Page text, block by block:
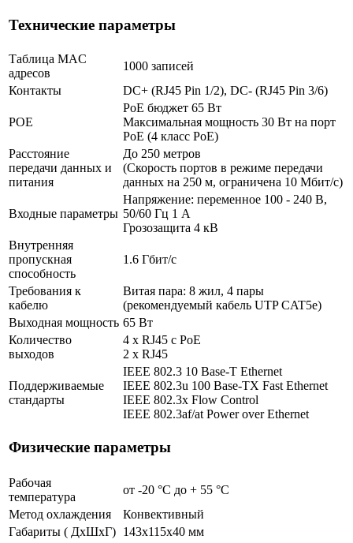
Технические параметры
Таблица MAC
адресов
1000 записей
Контакты
DC+ (RJ45 Pin 1/2), DC- (RJ45 Pin 3/6)
POE
PoE бюджет 65 Вт
Максимальная мощность 30 Вт на порт
PoE (4 класс PoE)
Расстояние
передачи данных и
питания
До 250 метров
(Скорость портов в режиме передачи
данных на 250 м, ограничена 10 Мбит/c)
Входные параметры
Напряжение: переменное 100 - 240 В,
50/60 Гц 1 A
Грозозащита 4 кВ
Внутренняя
пропускная
способность
1.6 Гбит/с
Требования к
кабелю
Витая пара: 8 жил, 4 пары
(рекомендуемый кабель UTP CAT5e)
Выходная мощность 65 Вт
Количество
выходов
4 х RJ45 с PoE
2 x RJ45
Поддерживаемые
стандарты
IEEE 802.3 10 Base-T Ethernet
IEEE 802.3u 100 Base-TX Fast Ethernet
IEEE 802.3x Flow Control
IEEE 802.3af/at Power over Ethernet
Физические параметры
Рабочая
температура
от -20 °С до + 55 °C
Метод охлаждения
Конвективный
Габариты ( ДхШхГ) 143x115х40 мм